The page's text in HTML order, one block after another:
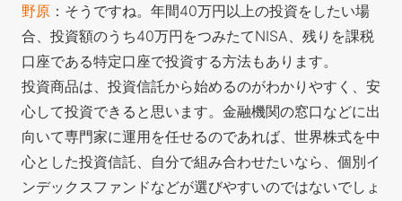
野原 ：そうですね。年間40万円以上の投資をしたい場
合、投資額のうち40万円をつみたてNISA、残りを課税
口座である特定口座で投資する方法もあります。
投資商品は、投資信託から始めるのがわかりやすく、安
心して投資できると思います。金融機関の窓口などに出
向いて専門家に運用を任せるのであれば、世界株式を中
心とした投資信託、自分で組み合わせたいなら、個別イ
ンデックスファンドなどが選びやすいのではないでしょ